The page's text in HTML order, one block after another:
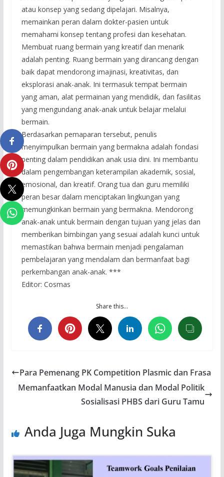
atau konsep yang sedang dipelajari. Misalnya,
memainkan peran dalam dokter-pasien untuk
memahami konsep tentang profesi dan kesehatan.
Membuat ruang bermain yang kreatif dan menarik
adalah penting. Ruang bermain yang dirancang dengan
baik dapat mendorong imajinasi, kreativitas, dan
eksplorasi anak-anak. Ini termasuk tempat bermain
yang aman, alat permainan yang mendidik, dan fasilitas
yang mengundang anak-anak untuk belajar melalui
bermain.
Berdasarkan pemaparan tersebut, penulis
menyimpulkan bermain yang bermakna adalah fondasi
penting dalam pendidikan anak usia dini. Ini membantu
dalam pengembangan keterampilan akademik, sosial,
emosional, dan kreatif. Orang tua dan guru memiliki
peran besar dalam menciptakan lingkungan yang
memungkinkan bermain yang bermakna. Mendorong
anak-anak untuk bermain dengan tujuan yang jelas dan
memberikan bimbingan yang sesuai adalah kunci untuk
memastikan bahwa bermain menjadi pengalaman
pembelajaran yang mendalam dan bermanfaat bagi
perkembangan anak-anak. ***
Editor: Cosmas
Share this…
Para Pemenang PK Competition Plasmic dan Frasa
Memanfaatkan Modal Manusia dan Modal Politik
Sosialisasi PHBS dari Guru Tamu
Anda Juga Mungkin Suka